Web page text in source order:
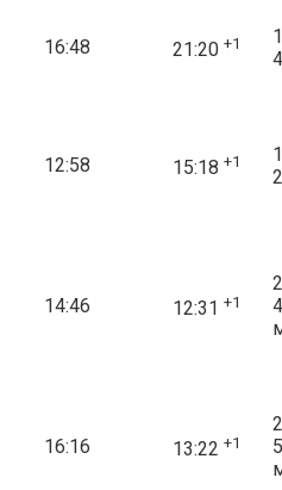
16:48 21:20 +1
12:58 15:18 +1
14:46 12:31 +1
16:16 13:22 +1
5